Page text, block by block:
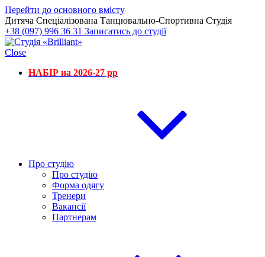
Перейти до основного вмісту
Дитяча Спеціалізована Танцювально-Спортивна Студія
+38 (097) 996 36 31 Записатись до студії
Close
НАБІР на 2026-27 рр
Про студію
Про студію
Форма одягу
Тренери
Вакансії
Партнерам